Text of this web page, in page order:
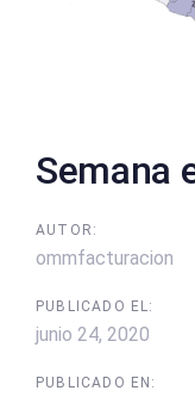
Semana
AUTOR:
ommfacturacion
PUBLICADO EL:
junio 24, 2020
PUBLICADO EN: